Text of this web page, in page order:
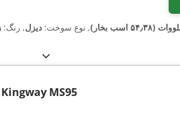
, نوع سوخت: دیزل, رنگ:
Kingway MS95